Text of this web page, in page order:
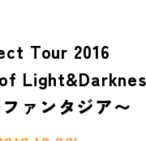
Tour 2016
ァンタジア〜